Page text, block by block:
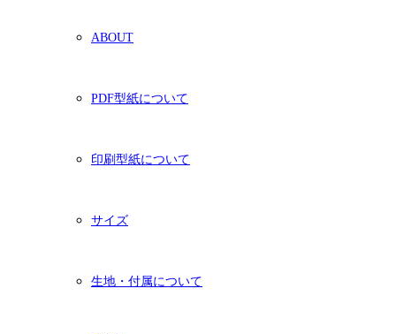
ABOUT
PDF型紙について
印刷型紙について
サイズ
生地・付属について